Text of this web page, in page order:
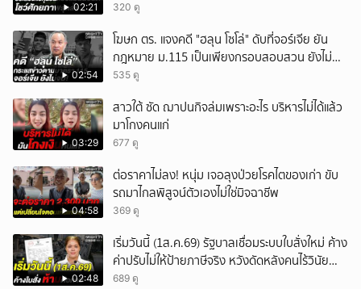
02:21 320 ดู
02:54
โฆษก ตร. แจงคดี "ฮลุน โซโล่" ดับที่จอร์เจีย ยัน
กฎหมาย ม.115 เป็นเพียงกรอบสอบสวน ยังไม่
สรุปสาเหตุ
535 ดู
03:29
สาวใต้ ซัด ฌาปนกิจล่มเพราะอะไร บริหารไม่ได้แล้ว
มาโกงคนแก่
677 ดู
04:58
ต่อราคาไม่ลง! หนุ่ม เจอลุงป่วยโรคไตของเก่า ขับ
รถมาไกลพิสูจน์ตัวเองไม่ใช่มิจฉาชีพ
369 ดู
02:48
เริ่มวันนี้ (1ส.ค.69) รัฐบาลเชื่อมระบบใบสั่งใหม่ ค้าง
ค่าปรับไม่ให้ป้ายภาษีจริง หวังดัดหลังคนไร้วินัย
จราจร
689 ดู